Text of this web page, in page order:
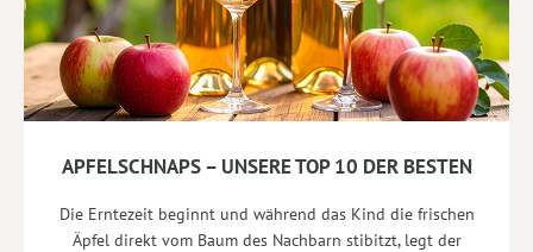
APFELSCHNAPS – UNSERE TOP 10 DER BESTEN
Die Erntezeit beginnt und während das Kind die frischen
Äpfel direkt vom Baum des Nachbarn stibitzt, legt der